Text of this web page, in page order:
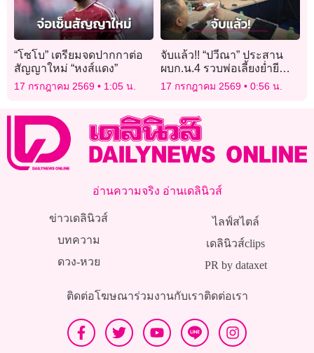
“โซโบ” เตรียมจดปากกาต่อ
สัญญาใหม่ “หงส์แดง”
17 กรกฎาคม 2569 1:05 น.
จับแล้ว!! “ปวีณา” ประสาน
ผบก.น.4 รวบพ่อเลี้ยงย่ำยี
ลูกสาววัย 14 นาน 6 ปี ขู่ฆ่า
ยกครัว
17 กรกฎาคม 2569 0:56 น.
อ่านความจริง อ่านเดลินิวส์
ข่าวเดลินิวส์
บทความ
ดวง-หวย
ไลฟ์สไตล์
เดลินิวส์clips
PR by dataxet
ติดต่อโฆษณาร่วมงานกับเราติดต่อเรา